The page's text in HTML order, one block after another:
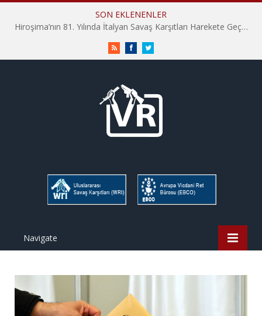
SON EKLENENLER
Hiroşima’nın 81. Yılında İtalyan Savaş Karşıtları Harekete Geçti: “Hatırlamak yeterli değil”
RSS FacebookTwitter
Navigate